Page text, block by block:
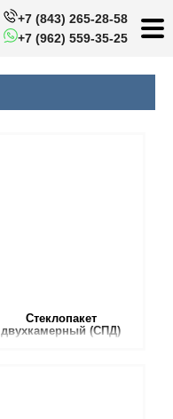
+7 (843) 265-28-58
+7 (962) 559-35-25
Стеклопакет
двухкамерный (СПД)